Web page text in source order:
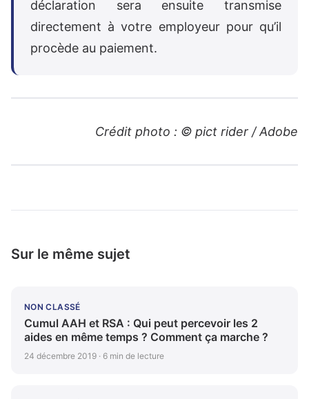
déclaration sera ensuite transmise
directement à votre employeur pour qu’il
procède au paiement.
Crédit photo : © pict rider / Adobe
Sur le même sujet
NON CLASSÉ
Cumul AAH et RSA : Qui peut percevoir les 2
aides en même temps ? Comment ça marche ?
24 décembre 2019 · 6 min de lecture